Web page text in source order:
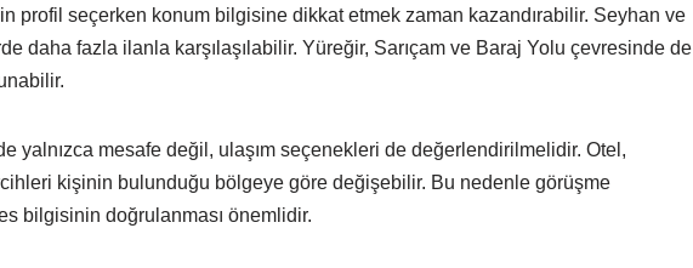
profil seçerken konum bilgisine dikkat etmek zaman kazandırabilir. Seyhan ve
daha fazla ilanla karşılaşılabilir. Yüreğir, Sarıçam ve Baraj Yolu çevresinde de
yalnızca mesafe değil, ulaşım seçenekleri de değerlendirilmelidir. Otel,
kişinin bulunduğu bölgeye göre değişebilir. Bu nedenle görüşme
bilgisinin doğrulanması önemlidir.